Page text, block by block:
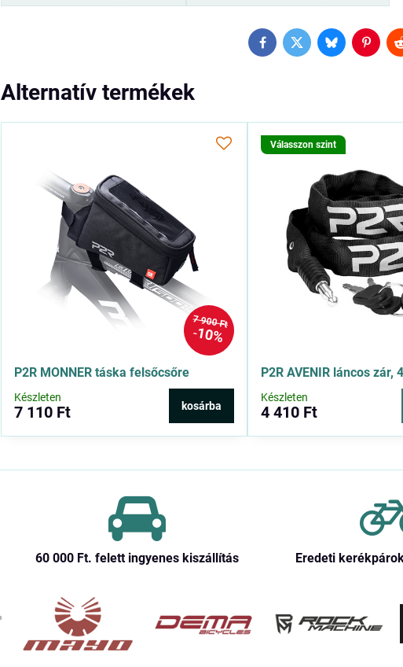
FacebookTwitterBluesky
Alternatív termékek
7 900 Ft
10%
P2R MONNER táska felsőcsőre
Készleten
7 110 Ft kosárba
Válasszon szint
P2R AVENIR láncos zár,
Készleten
4 410 Ft
60 000 Ft​. felett ingyenes kiszállítás Eredeti